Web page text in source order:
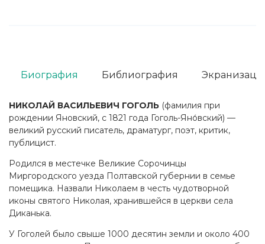
НИКОЛАЙ ВАСИЛЬЕВИЧ ГОГОЛЬ (фамилия при
рождении Яновский, с 1821 года Гоголь-Яно́вский) —
великий русский писатель, драматург, поэт, критик,
публицист.
Родился в местечке Великие Сорочинцы
Миргородского уезда Полтавской губернии в семье
помещика. Назвали Николаем в честь чудотворной
иконы святого Николая, хранившейся в церкви села
Диканька.
У Гоголей было свыше 1000 десятин земли и около 400
Биография Библиография